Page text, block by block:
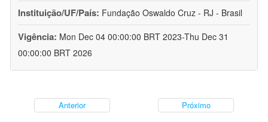
Instituição/UF/País: Fundação Oswaldo Cruz - RJ - Brasil
Vigência: Mon Dec 04 00:00:00 BRT 2023-Thu Dec 31
00:00:00 BRT 2026
Anterior Próximo